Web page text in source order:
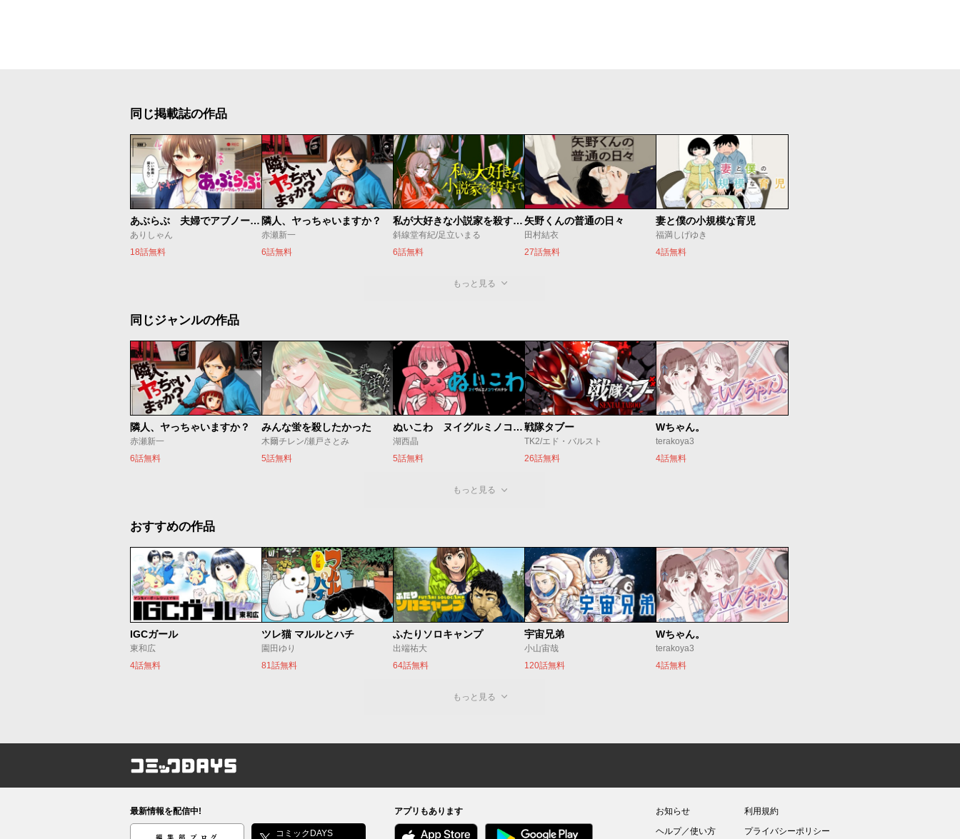
同じ掲載誌の作品
あぶらぶ 夫婦でアブノーマルなラブしませんか？
ありしゃん
18話無料
隣人、ヤっちゃいますか？
赤瀬新一
6話無料
私が大好きな小説家を殺すまで
斜線堂有紀/足立いまる
6話無料
矢野くんの普通の日々
田村結衣
27話無料
妻と僕の小規模な育児
福満しげゆき
4話無料
もっと見る
同じジャンルの作品
隣人、ヤっちゃいますか？
赤瀬新一
6話無料
みんな蛍を殺したかった
木爾チレン/瀬戸さとみ
5話無料
ぬいこわ ヌイグルミノコワイハナシ
湖西晶
5話無料
戦隊タブー
TK2/エド・バルスト
26話無料
Wちゃん。
terakoya3
4話無料
もっと見る
おすすめの作品
IGCガール
東和広
4話無料
ツレ猫 マルルとハチ
園田ゆり
81話無料
ふたりソロキャンプ
出端祐大
64話無料
宇宙兄弟
小山宙哉
120話無料
Wちゃん。
terakoya3
4話無料
もっと見る
コミックDAYS
最新情報を配信中!
編集部ブログ コミックDAYS
アプリもあります
お知らせ
ヘルプ／使い方
利用規約
プライバシーポリシー